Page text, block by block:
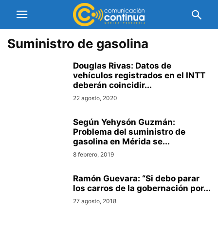
Suministro de gasolina
Douglas Rivas: Datos de
vehículos registrados en el INTT
deberán coincidir...
22 agosto, 2020
Según Yehysón Guzmán:
Problema del suministro de
gasolina en Mérida se...
8 febrero, 2019
Ramón Guevara: “Si debo parar
los carros de la gobernación por...
27 agosto, 2018